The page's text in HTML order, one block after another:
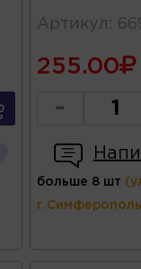
Артикул :
255.00
-
больше 8 шт